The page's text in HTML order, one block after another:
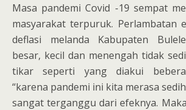
Masa pandemi Covid -19 sempat
masyarakat terpuruk. Perlambatan
deflasi melanda Kabupaten
besar, kecil dan menengah tidak
tikar seperti yang diakui
“karena pandemi ini kita merasa
sangat terganggu dari efeknya.